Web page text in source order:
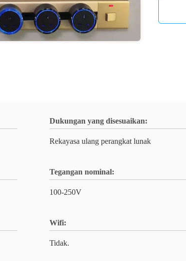
Dukungan yang disesuaikan:
Rekayasa ulang perangkat lunak
Tegangan nominal:
100-250V
Wifi:
Tidak.